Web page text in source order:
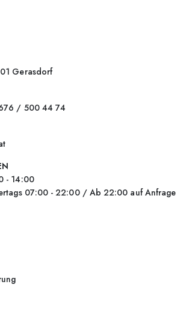
Gerasdorf
/ 500 44 74
- 14:00
07:00 - 22:00 / Ab 22:00 auf Anfrage